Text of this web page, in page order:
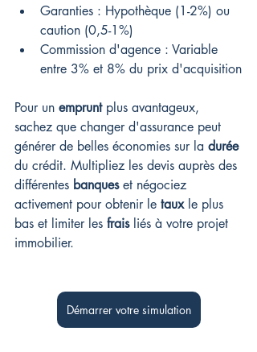
Garanties : Hypothèque (1-2%) ou
caution (0,5-1%)
Commission d'agence : Variable
entre 3% et 8% du prix d'acquisition
Pour un emprunt plus avantageux,
sachez que changer d'assurance peut
générer de belles économies sur la durée
du crédit. Multipliez les devis auprès des
différentes banques et négociez
activement pour obtenir le taux le plus
bas et limiter les frais liés à votre projet
immobilier.
Démarrer votre simulation